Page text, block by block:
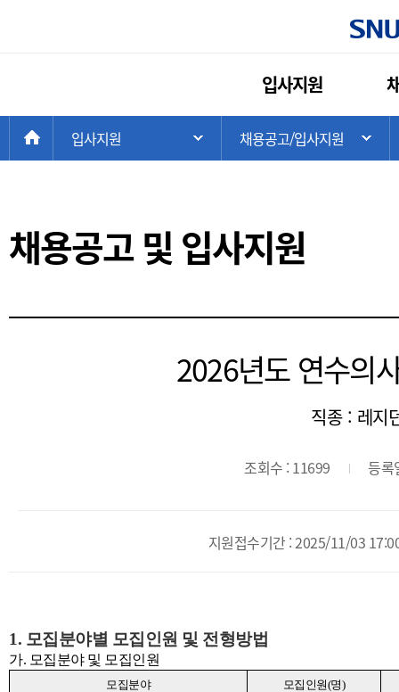
입사지원
HOME
입사지원 주 메뉴 목록 열기
채용공고/입사지원
채용공고 및 입사지원
2026년도 연수의
직종 : 레지
조회수 : 11699 등록
지원접수기간 : 2025/11/03
1. 모집분야별 모집인원 및 전형방법
가. 모집분야 및 모집인원
모집분야 모집인원(명)